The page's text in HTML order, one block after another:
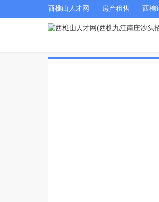
西樵山人才网 房产租售 西樵